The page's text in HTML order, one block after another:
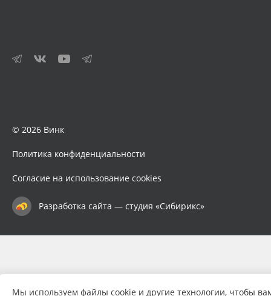
© 2026 Винк
Политика конфиденциальности
Согласие на использование cookies
Разработка сайта — студия «Сибирикс»
Мы используем файлы cookie и другие технологии, чтобы